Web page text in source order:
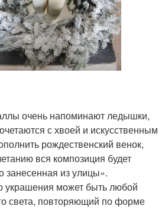
очень напоминают ледышки,
с хвоей и искусственным
рождественский венок,
вся композиция будет
занесенная из улицы».
украшения может быть любой
света, повторяющий по форме